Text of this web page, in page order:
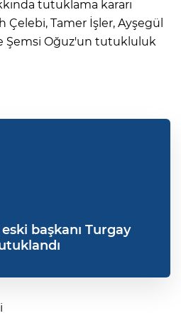
tutuklama kararı
Tamer İşler, Ayşegül
Şemsi Oğuz'un tutukluluk
başkanı Turgay